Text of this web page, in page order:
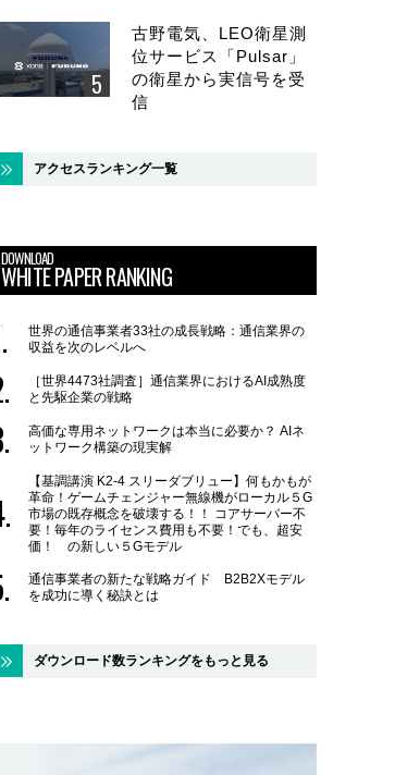
古野電気、LEO衛星測
位サービス「Pulsar」
の衛星から実信号を受
信
アクセスランキング一覧
DOWNLOAD
WHITE PAPER RANKING
世界の通信事業者33社の成長戦略：通信業界の
収益を次のレベルへ
［世界4473社調査］通信業界におけるAI成熟度
と先駆企業の戦略
高価な専用ネットワークは本当に必要か？ AIネ
ットワーク構築の現実解
【基調講演 K2-4 スリーダブリュー】何もかもが
革命！ゲームチェンジャー無線機がローカル５G
市場の既存概念を破壊する！！ コアサーバー不
要！毎年のライセンス費用も不要！でも、超安
価！ の新しい５Gモデル
通信事業者の新たな戦略ガイド B2B2Xモデル
を成功に導く秘訣とは
ダウンロード数ランキングをもっと見る